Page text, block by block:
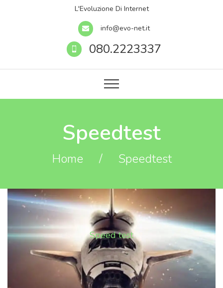
L'Evoluzione Di Internet
info@evo-net.it
080.2223337
Speedtest
Home / Speedtest
Speed test